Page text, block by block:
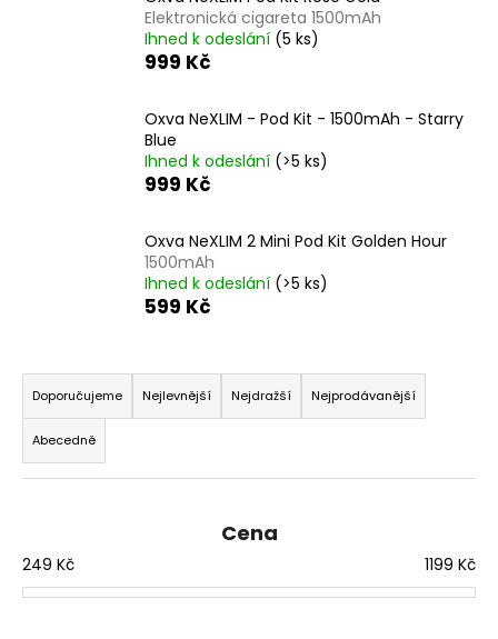
Elektronická cigareta 1500mAh
Ihned k odeslání (5 ks)
999 Kč
Oxva NeXLIM - Pod Kit - 1500mAh - Starry
Blue
Ihned k odeslání (>5 ks)
999 Kč
Oxva NeXLIM 2 Mini Pod Kit Golden Hour
1500mAh
Ihned k odeslání (>5 ks)
599 Kč
Ř
a
z
e
n
r
o
Doporučujeme Nejlevnější Nejdražší Nejprodávanější
Abecedně
Cena
249 Kč 1199 Kč
HLEDAT
o
p
o
u
j
e
m